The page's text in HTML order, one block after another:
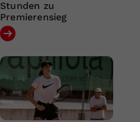
Stunden zu
Premierensieg